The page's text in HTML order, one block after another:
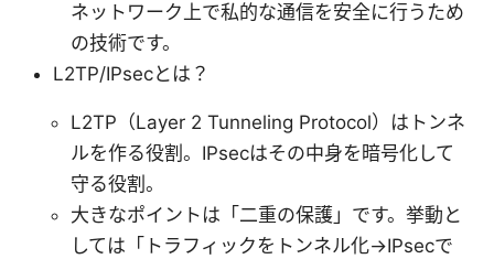
ネットワーク上で私的な通信を安全に行うため
の技術です。
L2TP/IPsecとは？
L2TP（Layer 2 Tunneling Protocol）はトンネ
ルを作る役割。IPsecはその中身を暗号化して
守る役割。
大きなポイントは「二重の保護」です。挙動と
しては「トラフィックをトンネル化→IPsecで